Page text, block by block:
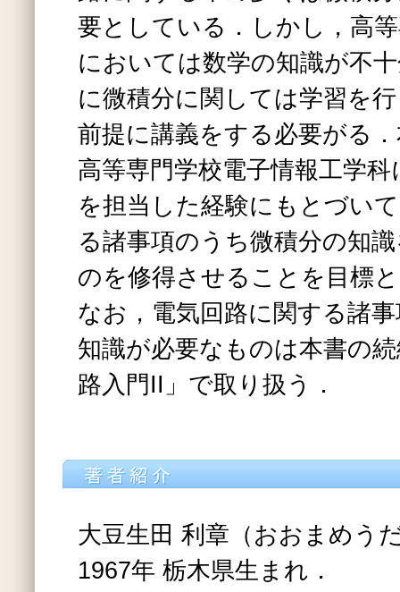
要としている．しかし，高
においては数学の知識が不
に微積分に関しては学習を
前提に講義をする必要がる
高等専門学校電子情報工学
を担当した経験にもとづい
る諸事項のうち微積分の知
のを修得させることを目標
なお，電気回路に関する諸
知識が必要なものは本書の
路入門II」で取り扱う．
大豆生田 利章（おおまめう
1967年 栃木県生まれ．